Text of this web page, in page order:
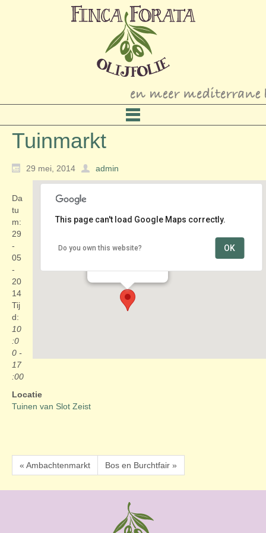
Tuinmarkt
29 mei, 2014 admin
Tuinen van Slot Zeist
This page can't load Google Maps correctly.
Do you own this website? OK
Da
tu
m:
29
-
05
-
20
14
Tij
d:
10
:0
0 -
17
:00
Locatie
Tuinen van Slot Zeist
« Ambachtenmarkt Bos en Burchtfair »